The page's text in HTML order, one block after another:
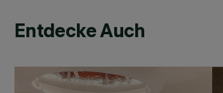
Entdecke Auch